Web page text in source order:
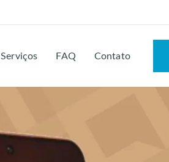
Serviços FAQ Contato